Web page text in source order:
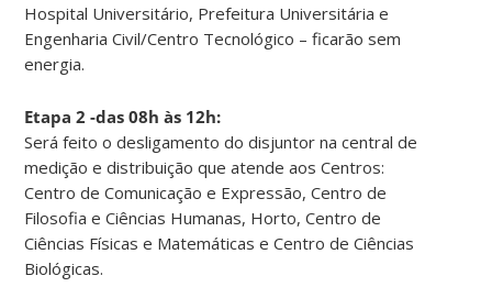
Hospital Universitário, Prefeitura Universitária e
Engenharia Civil/Centro Tecnológico – ficarão sem
energia.
Etapa 2 -das 08h às 12h:
Será feito o desligamento do disjuntor na central de
medição e distribuição que atende aos Centros:
Centro de Comunicação e Expressão, Centro de
Filosofia e Ciências Humanas, Horto, Centro de
Ciências Físicas e Matemáticas e Centro de Ciências
Biológicas.